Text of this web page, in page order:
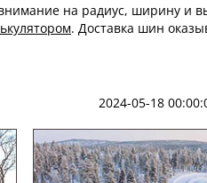
на радиус, ширину и
. Доставка шин
2024-05-18